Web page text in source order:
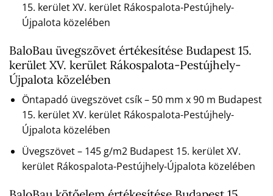
15. kerület XV. kerület Rákospalota-Pestújhely-
Újpalota közelében
BaloBau üvegszövet értékesítése Budapest 15.
kerület XV. kerület Rákospalota-Pestújhely-
Újpalota közelében
Öntapadó üvegszövet csík – 50 mm x 90 m Budapest
15. kerület XV. kerület Rákospalota-Pestújhely-
Újpalota közelében
Üvegszövet – 145 g/m2 Budapest 15. kerület XV.
kerület Rákospalota-Pestújhely-Újpalota közelében